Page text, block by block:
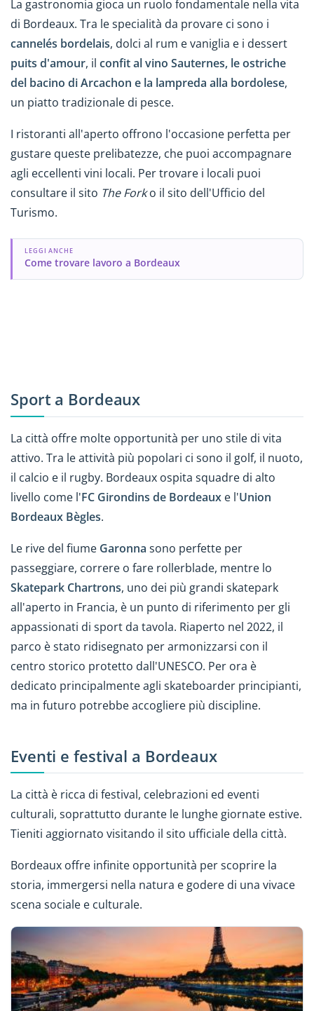
La gastronomia gioca un ruolo fondamentale nella vita
di Bordeaux. Tra le specialità da provare ci sono i
cannelés bordelais, dolci al rum e vaniglia e i dessert
puits d'amour, il confit al vino Sauternes, le ostriche
del bacino di Arcachon e la lampreda alla bordolese,
un piatto tradizionale di pesce.
I ristoranti all'aperto offrono l'occasione perfetta per
gustare queste prelibatezze, che puoi accompagnare
agli eccellenti vini locali. Per trovare i locali puoi
consultare il sito The Forko il sito dell'Ufficio del
Turismo.
LEGGI ANCHE
Come trovare lavoro a Bordeaux
Sport a Bordeaux
La città offre molte opportunità per uno stile di vita
attivo. Tra le attività più popolari ci sono il golf, il nuoto,
il calcio e il rugby. Bordeaux ospita squadre di alto
livello come l'FC Girondins de Bordeaux e l'Union
Bordeaux Bègles.
Le rive del fiume Garonna sono perfette per
passeggiare, correre o fare rollerblade, mentre lo
Skatepark Chartrons, uno dei più grandi skatepark
all'aperto in Francia, è un punto di riferimento per gli
appassionati di sport da tavola. Riaperto nel 2022, il
parco è stato ridisegnato per armonizzarsi con il
centro storico protetto dall'UNESCO. Per ora è
dedicato principalmente agli skateboarder principianti,
ma in futuro potrebbe accogliere più discipline.
Eventi e festival a Bordeaux
La città è ricca di festival, celebrazioni ed eventi
culturali, soprattutto durante le lunghe giornate estive.
Tieniti aggiornato visitando il sito ufficiale della città.
Bordeaux offre infinite opportunità per scoprire la
storia, immergersi nella natura e godere di una vivace
scena sociale e culturale.